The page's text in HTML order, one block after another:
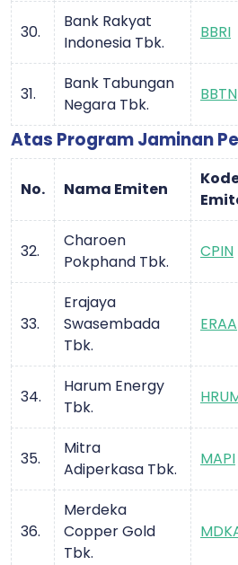
30.
Bank Rakyat
Indonesia Tbk.
BBRI
31.
Bank Tabungan
Negara Tbk.
BBTN
Atas Program Jaminan
No. Nama Emiten
32.
Charoen
Pokphand Tbk.
CPIN
33.
Erajaya
Swasembada
Tbk.
ERAA
34.
Harum Energy
Tbk.
35.
Mitra
Adiperkasa Tbk.
MAPI
36.
Merdeka
Copper Gold
Tbk.